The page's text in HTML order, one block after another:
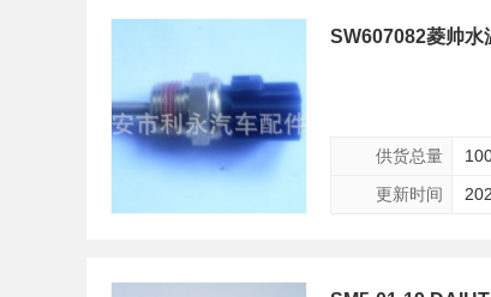
SW607082菱帅水
供货总量
更新时间